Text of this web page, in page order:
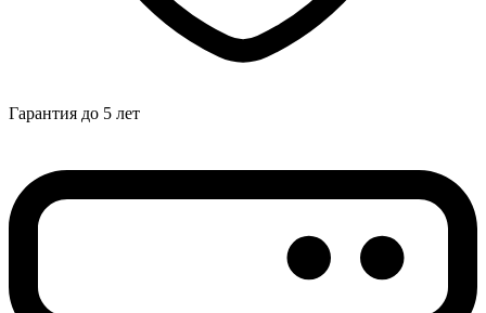
Гарантия до 5 лет